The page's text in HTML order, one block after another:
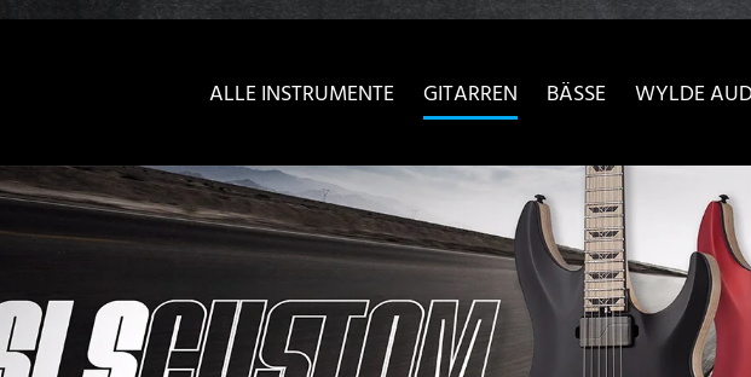
Zeige besser passende Version dieser SeiteDiese Meldung nicht
ALLE INSTRUMENTE GITARREN BÄSSE WYLDE